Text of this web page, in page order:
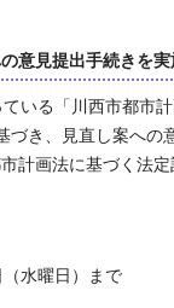
意見提出手続きを実
いる「川西市都市
き、見直し案への
計画法に基づく法
水曜日）まで